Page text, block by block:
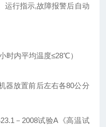
运行指示,故障报警后自动
时内平均温度≤28℃）
器放置前后左右各80公分
－2008试验A《高温试